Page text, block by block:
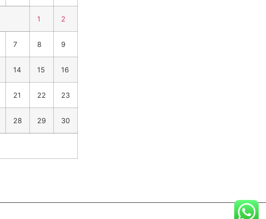
1 2
7 8 9
14 15 16
21 22 23
28 29 30